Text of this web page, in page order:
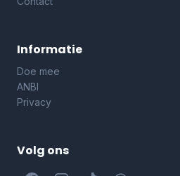
Informatie
Doe mee
ANBI
Privacy
Volg ons